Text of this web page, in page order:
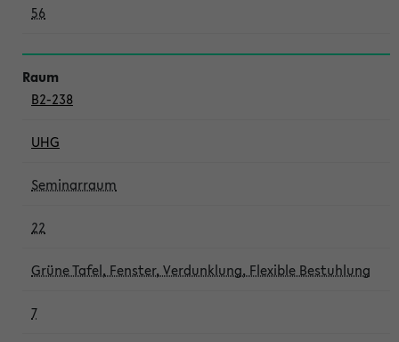
56
B2-238
UHG
Seminarraum
22
Grüne Tafel, Fenster, Verdunklung, Flexible Bestuhlung
7